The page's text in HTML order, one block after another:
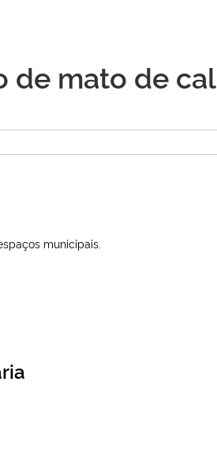
de mato de
municipais.